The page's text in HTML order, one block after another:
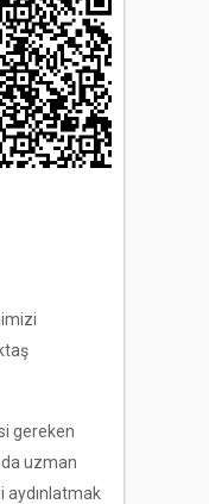
gereken
da uzman
aydınlatmak